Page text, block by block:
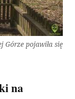
Górze pojawiła się
na